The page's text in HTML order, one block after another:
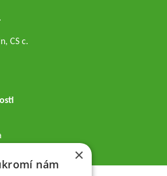
CS c.
×
nám